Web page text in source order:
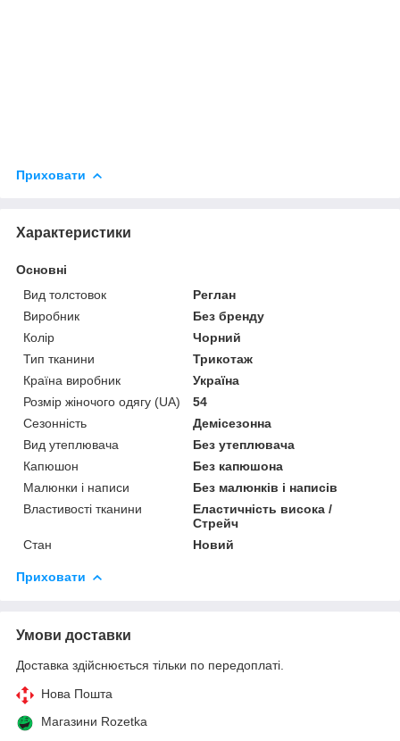
Приховати
Характеристики
Основні
Вид толстовок
Реглан
Виробник
Без бренду
Колір
Чорний
Тип тканини
Трикотаж
Країна виробник
Україна
Розмір жіночого одягу (UA)
54
Сезонність
Демісезонна
Вид утеплювача
Без утеплювача
Капюшон
Без капюшона
Малюнки і написи
Без малюнків і написів
Властивості тканини
Еластичність висока /
Стрейч
Стан
Новий
Приховати
Умови доставки
Доставка здійснюється тільки по передоплаті.
Нова Пошта
Магазини Rozetka